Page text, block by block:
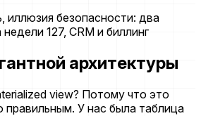
архитектуры
view? Потому что это
правильным. У нас была таблица